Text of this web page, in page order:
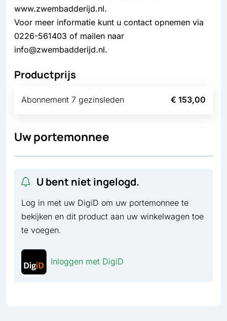
www.zwembadderijd.nl.
Voor meer informatie kunt u contact opnemen via
0226-561403 of mailen naar
info@zwembadderijd.nl.
Productprijs
Abonnement 7 gezinsleden € 153,00
Uw portemonnee
U bent niet ingelogd.
Log in met uw DigiD om uw portemonnee te
bekijken en dit product aan uw winkelwagen toe
te voegen.
Inloggen met DigiD